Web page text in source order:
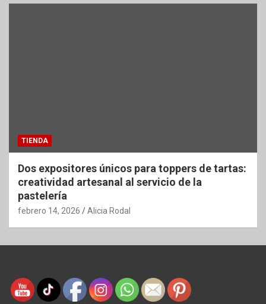
TIENDA
Dos expositores únicos para toppers de tartas:
creatividad artesanal al servicio de la
pastelería
febrero 14, 2026 Alicia Rodal